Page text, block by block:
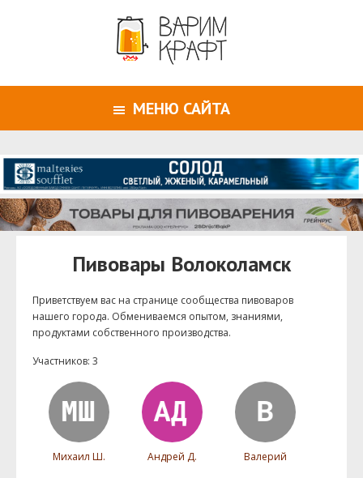
МЕНЮ САЙТА
Пивовары Волоколамск
Приветствуем ваc на странице сообщества пивоваров
нашего города. Обмениваемся опытом, знаниями,
продуктами собственного производства.
Участников: 3
Михаил Ш. Андрей Д. Валерий